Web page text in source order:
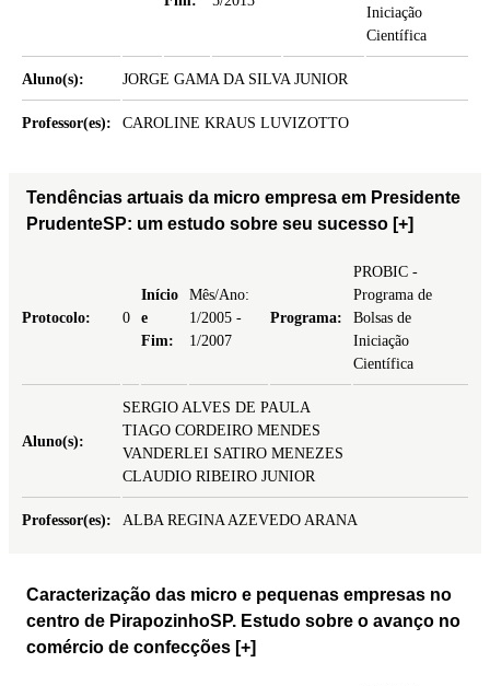
Iniciação
Científica
Aluno(s): JORGE GAMA DA SILVA JUNIOR
Professor(es): CAROLINE KRAUS LUVIZOTTO
Tendências artuais da micro empresa em Presidente
PrudenteSP: um estudo sobre seu sucesso [+]
Protocolo: 0
Início
e
Fim:
Mês/Ano:
1/2005 -
1/2007
Programa:
PROBIC -
Programa de
Bolsas de
Iniciação
Científica
Aluno(s):
SERGIO ALVES DE PAULA
TIAGO CORDEIRO MENDES
VANDERLEI SATIRO MENEZES
CLAUDIO RIBEIRO JUNIOR
Professor(es): ALBA REGINA AZEVEDO ARANA
Caracterização das micro e pequenas empresas no
centro de PirapozinhoSP. Estudo sobre o avanço no
comércio de confecções [+]